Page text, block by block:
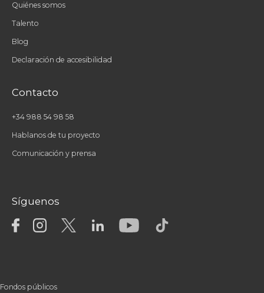
Quiénes somos
Talento
Blog
Declaración de accesibilidad
Contacto
+34 988 54 98 58
Hablanos de tu proyecto
Comunicación y prensa
Síguenos
Fondos públicos